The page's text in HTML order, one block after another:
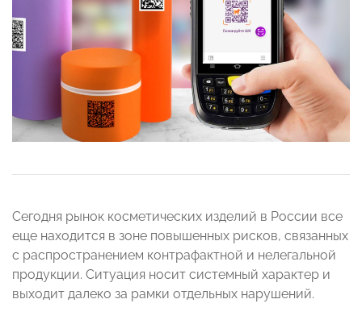
Сегодня рынок косметических изделий в России все
еще находится в зоне повышенных рисков, связанных
с распространением контрафактной и нелегальной
продукции. Ситуация носит системный характер и
выходит далеко за рамки отдельных нарушений.